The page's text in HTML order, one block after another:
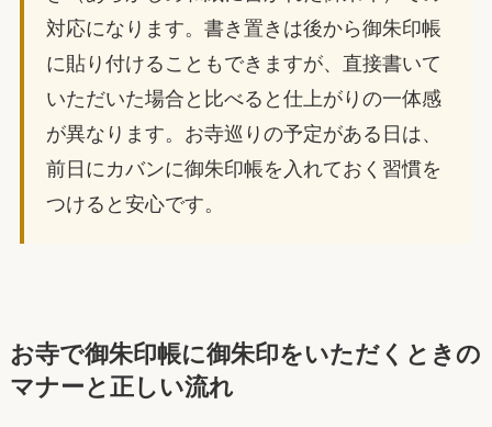
対応になります。書き置きは後から御朱印帳
に貼り付けることもできますが、直接書いて
いただいた場合と比べると仕上がりの一体感
が異なります。お寺巡りの予定がある日は、
前日にカバンに御朱印帳を入れておく習慣を
つけると安心です。
お寺で御朱印帳に御朱印をいただくときの
マナーと正しい流れ